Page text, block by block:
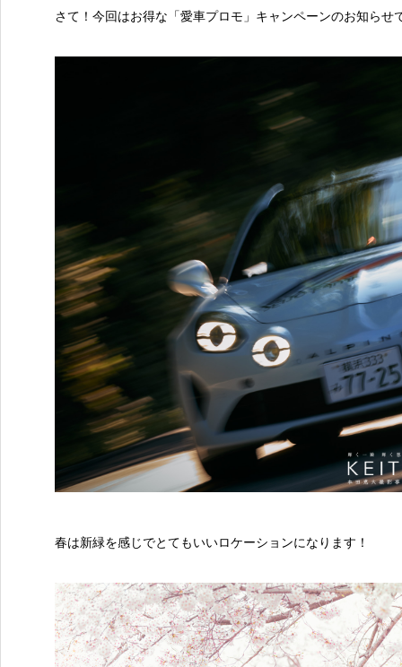
さて！今回はお得な「愛車プロモ 」キャンペーンのお知らせ
春は新緑を感じでとてもいいロケーションになります！